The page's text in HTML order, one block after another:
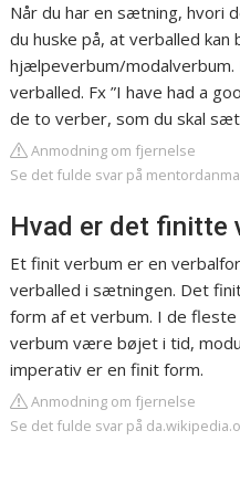
Når du har en sætning, hvori
du huske på, at verballed
hjælpeverbum/
verballed. Fx ”I have had a
de to verber, som du skal
Anmodning om fjernelse
Se det fulde svar på
Hvad er det finitte
Et finit verbum er en
verballed i sætningen. Det
form af et verbum. I de
verbum være bøjet i tid,
imperativ er en finit form.
Anmodning om fjernelse
Se det fulde svar på